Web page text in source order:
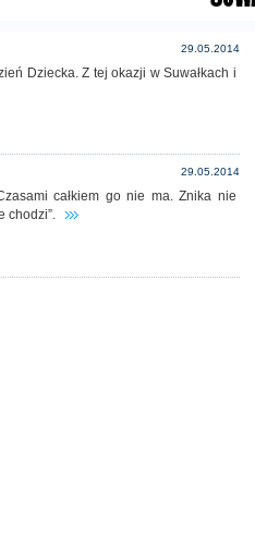
29.05.2014
Dziecka. Z tej okazji w Suwałkach i
29.05.2014
całkiem go nie ma. Znika nie
chodzi”.